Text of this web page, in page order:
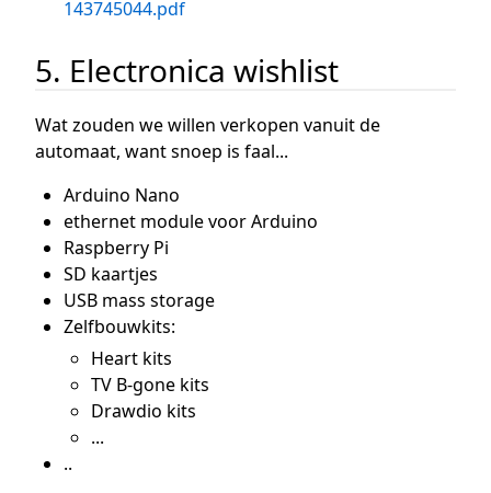
143745044.pdf
5. Electronica wishlist
Wat zouden we willen verkopen vanuit de
automaat, want snoep is faal...
Arduino Nano
ethernet module voor Arduino
Raspberry Pi
SD kaartjes
USB mass storage
Zelfbouwkits:
Heart kits
TV B-gone kits
Drawdio kits
...
..